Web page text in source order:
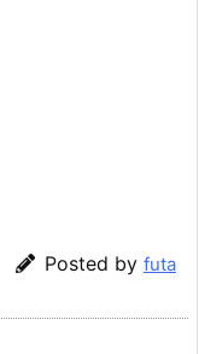
Posted by futa